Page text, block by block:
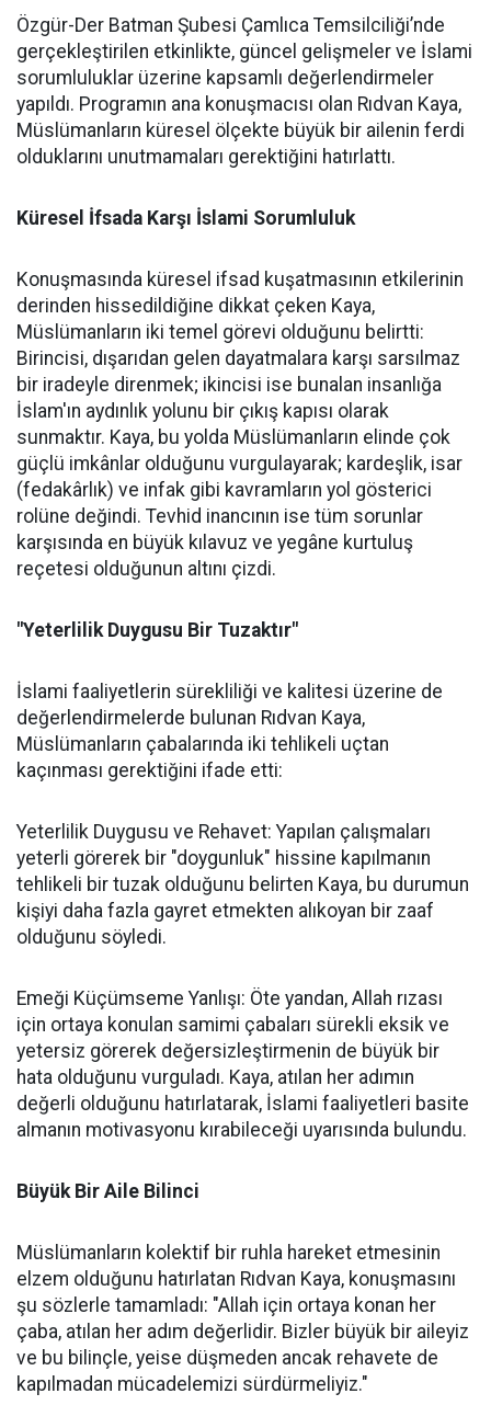
Özgür-Der Batman Şubesi Çamlıca Temsilciliği’nde
gerçekleştirilen etkinlikte, güncel gelişmeler ve İslami
sorumluluklar üzerine kapsamlı değerlendirmeler
yapıldı. Programın ana konuşmacısı olan Rıdvan Kaya,
Müslümanların küresel ölçekte büyük bir ailenin ferdi
olduklarını unutmamaları gerektiğini hatırlattı.
Küresel İfsada Karşı İslami Sorumluluk
Konuşmasında küresel ifsad kuşatmasının etkilerinin
derinden hissedildiğine dikkat çeken Kaya,
Müslümanların iki temel görevi olduğunu belirtti:
Birincisi, dışarıdan gelen dayatmalara karşı sarsılmaz
bir iradeyle direnmek; ikincisi ise bunalan insanlığa
İslam'ın aydınlık yolunu bir çıkış kapısı olarak
sunmaktır. Kaya, bu yolda Müslümanların elinde çok
güçlü imkânlar olduğunu vurgulayarak; kardeşlik, isar
(fedakârlık) ve infak gibi kavramların yol gösterici
rolüne değindi. Tevhid inancının ise tüm sorunlar
karşısında en büyük kılavuz ve yegâne kurtuluş
reçetesi olduğunun altını çizdi.
"Yeterlilik Duygusu Bir Tuzaktır"
İslami faaliyetlerin sürekliliği ve kalitesi üzerine de
değerlendirmelerde bulunan Rıdvan Kaya,
Müslümanların çabalarında iki tehlikeli uçtan
kaçınması gerektiğini ifade etti:
Yeterlilik Duygusu ve Rehavet: Yapılan çalışmaları
yeterli görerek bir "doygunluk" hissine kapılmanın
tehlikeli bir tuzak olduğunu belirten Kaya, bu durumun
kişiyi daha fazla gayret etmekten alıkoyan bir zaaf
olduğunu söyledi.
Emeği Küçümseme Yanlışı: Öte yandan, Allah rızası
için ortaya konulan samimi çabaları sürekli eksik ve
yetersiz görerek değersizleştirmenin de büyük bir
hata olduğunu vurguladı. Kaya, atılan her adımın
değerli olduğunu hatırlatarak, İslami faaliyetleri basite
almanın motivasyonu kırabileceği uyarısında bulundu.
Büyük Bir Aile Bilinci
Müslümanların kolektif bir ruhla hareket etmesinin
elzem olduğunu hatırlatan Rıdvan Kaya, konuşmasını
şu sözlerle tamamladı: "Allah için ortaya konan her
çaba, atılan her adım değerlidir. Bizler büyük bir aileyiz
ve bu bilinçle, yeise düşmeden ancak rehavete de
kapılmadan mücadelemizi sürdürmeliyiz."